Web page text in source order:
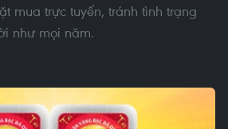
mua trực tuyến, tránh tình trạng
như mọi năm.